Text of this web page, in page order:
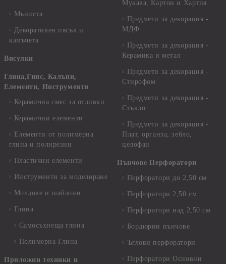
Мъниста
Декоративен пясък и
камъчета
Висулки
Глина,Гипс, Калъпи,
Елементи, Инструменти
Керамична смес за отливки
Керамични елементи
Елементи от полимерна
глина и полирезин
Пластични елементи
Инструменти за моделиране
Молдове и шаблони
Глина
Самосъхнеща глина
Полимерна Глина
Приложни техники и
Мукава, Картон и Хартия
Предмети за декорация -
МДФ
Предмети за декорация -
Керамика и метал
Предмети за декорация -
Стирофом
Предмети за декорация -
Стъкло
Предмети за декорация -
Плат, органза, зебло,
целофан
Пънчове Перфоратори
Перфоратори до 2,50 см
Перфоратори 2,50 см
Перфоратори над 2,50 см
Бордюрни пънчове
Ъглови перфоратори
Перфоратори Основни